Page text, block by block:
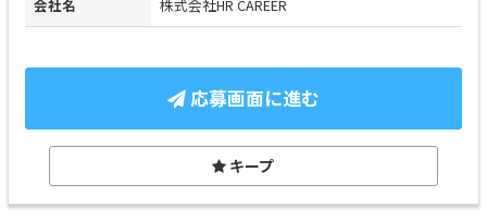
会社名 株式会社HR CAREER
応募画面に進む
キープ